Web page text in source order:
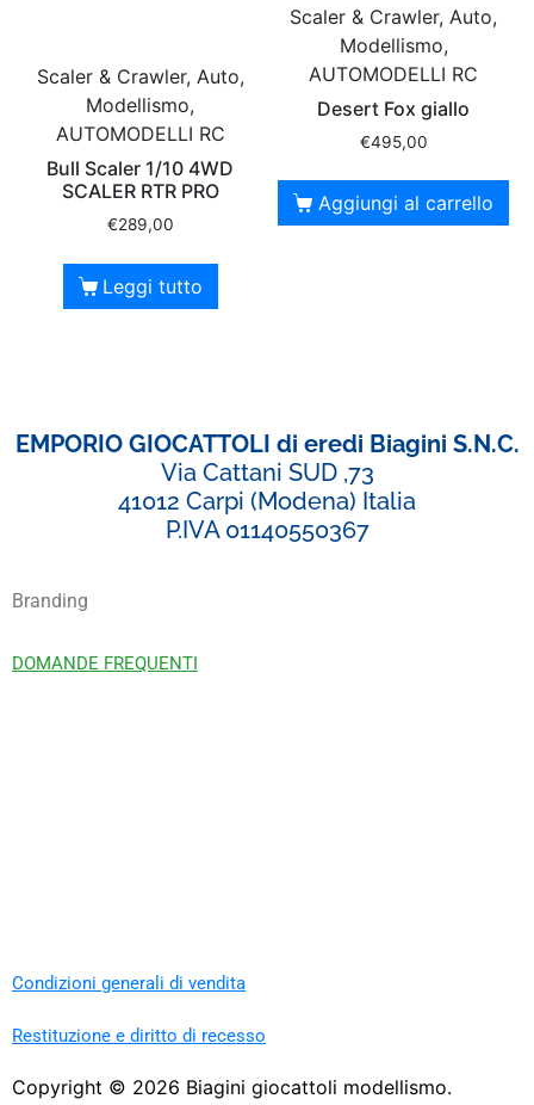
Scaler & Crawler, Auto,
Modellismo,
AUTOMODELLI RC
Bull Scaler 1/10 4WD
SCALER RTR PRO
€289,00
Leggi tutto
Scaler & Crawler, Auto,
Modellismo,
AUTOMODELLI RC
Desert Fox giallo
€495,00
Aggiungi al carrello
EMPORIO GIOCATTOLI di eredi Biagini S.N.C.
Via Cattani SUD ,73
41012 Carpi (Modena) Italia
P.IVA 01140550367
Branding
DOMANDE FREQUENTI
Condizioni generali di vendita
Restituzione e diritto di recesso
Copyright © 2026 Biagini giocattoli modellismo.